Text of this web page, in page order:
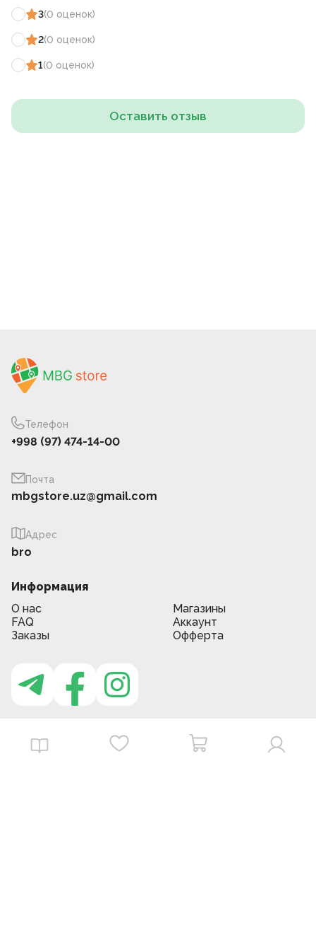
3(0 оценок)
2(0 оценок)
1(0 оценок)
Оставить отзыв
Телефон
+998 (97) 474-14-00
Почта
mbgstore.uz@gmail.com
Адрес
bro
Информация
О нас
Магазины
FAQ
Аккаунт
Заказы
Офферта
Приложение MBG store